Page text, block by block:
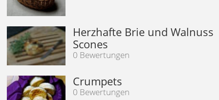
Herzhafte Brie und Walnuss
Scones
0 Bewertungen
Crumpets
0 Bewertungen